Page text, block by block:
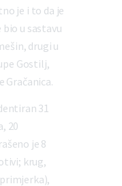
je i to da je
u sastavu
drugi u
Gostilj,
Gračanica.
31
20
je 8
krug,